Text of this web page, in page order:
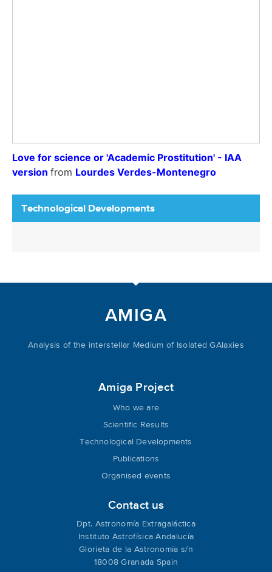
Technological Developments
Love for science or 'Academic Prostitution' - IAA
version from Lourdes Verdes-Montenegro
AMIGA
Analysis of the interstellar Medium of Isolated GAlaxies
Amiga Project
Who we are
Scientific Results
Technological Developments
Publications
Organised events
Contact us
Dpt. Astronomía Extragaláctica
Instituto Astrofísica Andalucía
Glorieta de la Astronomía s/n
18008 Granada Spain